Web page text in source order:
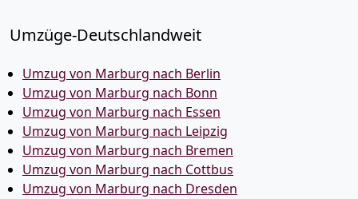
Umzüge-Deutschlandweit
Umzug von Marburg nach Berlin
Umzug von Marburg nach Bonn
Umzug von Marburg nach Essen
Umzug von Marburg nach Leipzig
Umzug von Marburg nach Bremen
Umzug von Marburg nach Cottbus
Umzug von Marburg nach Dresden